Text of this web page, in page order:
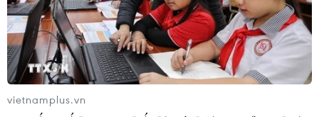
điều tiết hồ chứa thủy điện Lai Châu
07/08/2026 07:28
khét, tiếng ồn từ Trung tâm Điện lực
vietnamplus.vn